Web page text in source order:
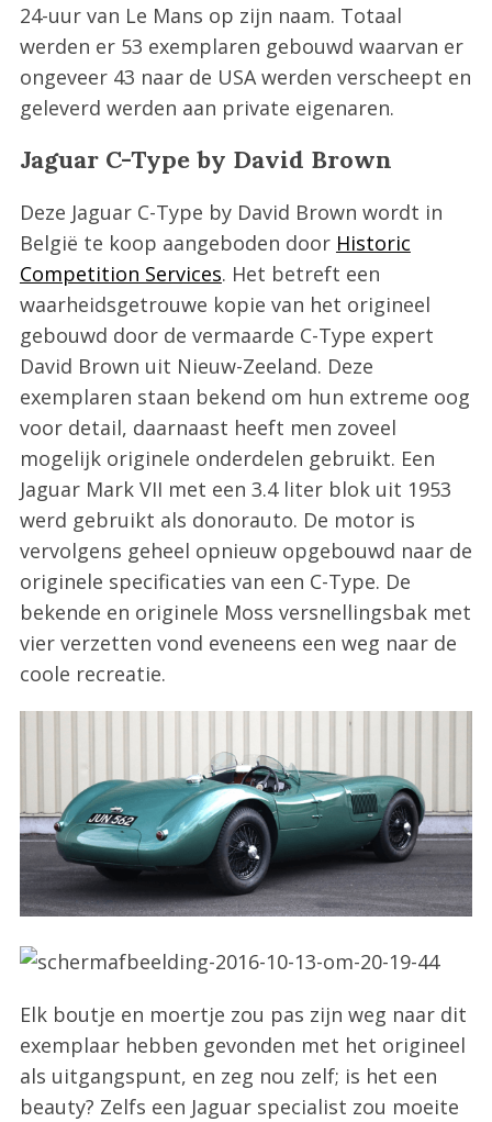
24-uur van Le Mans op zijn naam. Totaal
werden er 53 exemplaren gebouwd waarvan er
ongeveer 43 naar de USA werden verscheept en
geleverd werden aan private eigenaren.
Jaguar C-Type by David Brown
Deze Jaguar C-Type by David Brown wordt in
België te koop aangeboden door Historic
Competition Services. Het betreft een
waarheidsgetrouwe kopie van het origineel
gebouwd door de vermaarde C-Type expert
David Brown uit Nieuw-Zeeland. Deze
exemplaren staan bekend om hun extreme oog
voor detail, daarnaast heeft men zoveel
mogelijk originele onderdelen gebruikt. Een
Jaguar Mark VII met een 3.4 liter blok uit 1953
werd gebruikt als donorauto. De motor is
vervolgens geheel opnieuw opgebouwd naar de
originele specificaties van een C-Type. De
bekende en originele Moss versnellingsbak met
vier verzetten vond eveneens een weg naar de
coole recreatie.
Elk boutje en moertje zou pas zijn weg naar dit
exemplaar hebben gevonden met het origineel
als uitgangspunt, en zeg nou zelf; is het een
beauty? Zelfs een Jaguar specialist zou moeite